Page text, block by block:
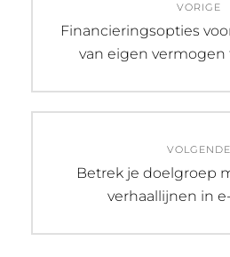
navigatie
VORIGE
Vorig
bericht:
Financieringsopties
van eigen vermogen
VOLGENDE
Volgend
bericht:
Betrek je doelgroep
verhaallijnen in